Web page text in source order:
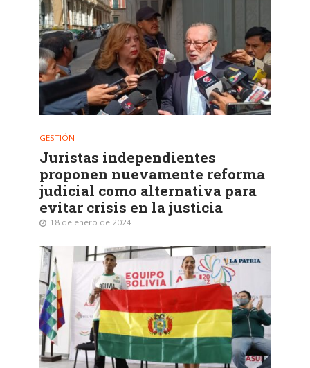
GESTIÓN
Juristas independientes
proponen nuevamente reforma
judicial como alternativa para
evitar crisis en la justicia
18 de enero de 2024